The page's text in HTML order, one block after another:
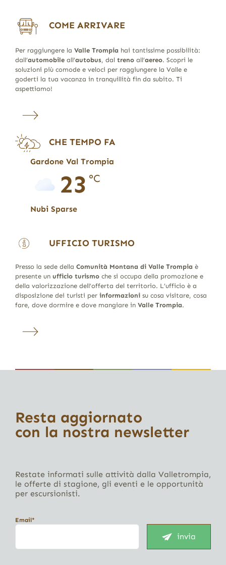
COME ARRIVARE
Per raggiungere la Valle Trompia hai tantissime possibilità:
dall’automobileall’autobus, dal trenoall’aereo. Scopri le
soluzioni più comode e veloci per raggiungere la Valle e
goderti la tua vacanza in tranquillità fin da subito. Ti
aspettiamo!
CHE TEMPO FA
Gardone Val Trompia
23 °C
Nubi Sparse
UFFICIO TURISMO
Presso la sede della Comunità Montana di Valle Trompia è
presente un ufficio turismoche si occupa della promozione e
della valorizzazione dell’offerta del territorio. L’ufficio è a
disposizione dei turisti per informazionisu cosa visitare, cosa
fare, dove dormire e dove mangiare in Valle Trompia.
Resta aggiornato
con la nostra newsletter
Restate informati sulle attività dalla Valletrompia,
le offerte di stagione, gli eventi e le opportunità
per escursionisti.
Email*
invia